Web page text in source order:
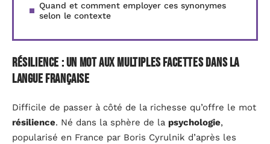
Quand et comment employer ces synonymes
selon le contexte
Résilience : un mot aux multiples facettes dans la
langue française
Difficile de passer à côté de la richesse qu’offre le mot
résilience. Né dans la sphère de la psychologie,
popularisé en France par Boris Cyrulnik d’après les